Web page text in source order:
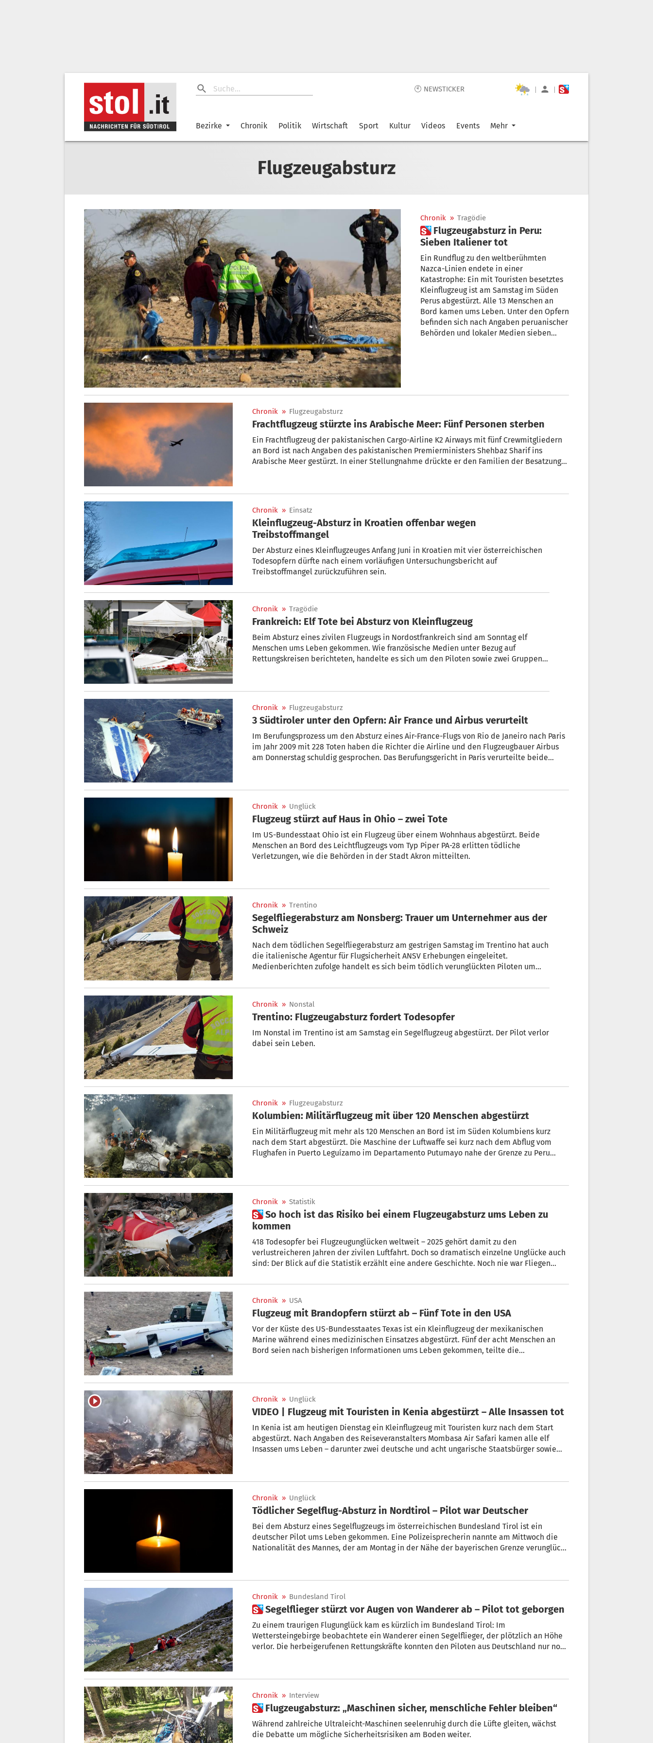
🕙 NEWSTICKER | |
Bezirke Chronik Politik Wirtschaft Sport Kultur Videos Events Mehr
Flugzeugabsturz
Chronik » Tragödie
 Flugzeugabsturz in Peru:
Sieben Italiener tot
Ein Rundflug zu den weltberühmten
Nazca-Linien endete in einer
Katastrophe: Ein mit Touristen besetztes
Kleinflugzeug ist am Samstag im Süden
Perus abgestürzt. Alle 13 Menschen an
Bord kamen ums Leben. Unter den Opfern
befinden sich nach Angaben peruanischer
Behörden und lokaler Medien sieben
Chronik » Flugzeugabsturz
Frachtflugzeug stürzte ins Arabische Meer: Fünf Personen sterben
Ein Frachtflugzeug der pakistanischen Cargo-Airline K2 Airways mit fünf Crewmitgliedern
an Bord ist nach Angaben des pakistanischen Premierministers Shehbaz Sharif ins
Arabische Meer gestürzt. In einer Stellungnahme drückte er den Familien der Besatzung
Chronik » Einsatz
Kleinflugzeug-Absturz in Kroatien offenbar wegen
Treibstoffmangel
Der Absturz eines Kleinflugzeuges Anfang Juni in Kroatien mit vier österreichischen
Todesopfern dürfte nach einem vorläufigen Untersuchungsbericht auf
Treibstoffmangel zurückzuführen sein.
Chronik » Tragödie
Frankreich: Elf Tote bei Absturz von Kleinflugzeug
Beim Absturz eines zivilen Flugzeugs in Nordostfrankreich sind am Sonntag elf
Menschen ums Leben gekommen. Wie französische Medien unter Bezug auf
Rettungskreisen berichteten, handelte es sich um den Piloten sowie zwei Gruppen
Chronik » Flugzeugabsturz
3 Südtiroler unter den Opfern: Air France und Airbus verurteilt
Im Berufungsprozess um den Absturz eines Air-France-Flugs von Rio de Janeiro nach Paris
im Jahr 2009 mit 228 Toten haben die Richter die Airline und den Flugzeugbauer Airbus
am Donnerstag schuldig gesprochen. Das Berufungsgericht in Paris verurteilte beide
gekommen.
Chronik » Unglück
Flugzeug stürzt auf Haus in Ohio – zwei Tote
Im US-Bundesstaat Ohio ist ein Flugzeug über einem Wohnhaus abgestürzt. Beide
Menschen an Bord des Leichtflugzeugs vom Typ Piper PA-28 erlitten tödliche
Verletzungen, wie die Behörden in der Stadt Akron mitteilten.
Chronik » Trentino
Segelfliegerabsturz am Nonsberg: Trauer um Unternehmer aus der
Schweiz
Nach dem tödlichen Segelfliegerabsturz am gestrigen Samstag im Trentino hat auch
die italienische Agentur für Flugsicherheit ANSV Erhebungen eingeleitet.
Medienberichten zufolge handelt es sich beim tödlich verunglückten Piloten um
Chronik » Nonstal
Trentino: Flugzeugabsturz fordert Todesopfer
Im Nonstal im Trentino ist am Samstag ein Segelflugzeug abgestürzt. Der Pilot verlor
dabei sein Leben.
Chronik » Flugzeugabsturz
Kolumbien: Militärflugzeug mit über 120 Menschen abgestürzt
Ein Militärflugzeug mit mehr als 120 Menschen an Bord ist im Süden Kolumbiens kurz
nach dem Start abgestürzt. Die Maschine der Luftwaffe sei kurz nach dem Abflug vom
Flughafen in Puerto Leguízamo im Departamento Putumayo nahe der Grenze zu Peru
Chronik » Statistik
 So hoch ist das Risiko bei einem Flugzeugabsturz ums Leben zu
kommen
418 Todesopfer bei Flugzeugunglücken weltweit – 2025 gehört damit zu den
verlustreicheren Jahren der zivilen Luftfahrt. Doch so dramatisch einzelne Unglücke auch
sind: Der Blick auf die Statistik erzählt eine andere Geschichte. Noch nie war Fliegen
bei einem Flugzeugabsturz ums Leben zu kommen?
Chronik » USA
Flugzeug mit Brandopfern stürzt ab – Fünf Tote in den USA
Vor der Küste des US-Bundesstaates Texas ist ein Kleinflugzeug der mexikanischen
Marine während eines medizinischen Einsatzes abgestürzt. Fünf der acht Menschen an
Bord seien nach bisherigen Informationen ums Leben gekommen, teilte die
Chronik » Unglück
VIDEO | Flugzeug mit Touristen in Kenia abgestürzt – Alle Insassen tot
In Kenia ist am heutigen Dienstag ein Kleinflugzeug mit Touristen kurz nach dem Start
abgestürzt. Nach Angaben des Reiseveranstalters Mombasa Air Safari kamen alle elf
Insassen ums Leben – darunter zwei deutsche und acht ungarische Staatsbürger sowie
Chronik » Unglück
Tödlicher Segelflug-Absturz in Nordtirol – Pilot war Deutscher
Bei dem Absturz eines Segelflugzeugs im österreichischen Bundesland Tirol ist ein
deutscher Pilot ums Leben gekommen. Eine Polizeisprecherin nannte am Mittwoch die
Nationalität des Mannes, der am Montag in der Nähe der bayerischen Grenze verunglückt
Chronik » Bundesland Tirol
 Segelflieger stürzt vor Augen von Wanderer ab – Pilot tot geborgen
Zu einem traurigen Flugunglück kam es kürzlich im Bundesland Tirol: Im
Wettersteingebirge beobachtete ein Wanderer einen Segelflieger, der plötzlich an Höhe
verlor. Die herbeigerufenen Rettungskräfte konnten den Piloten aus Deutschland nur noch
Chronik » Interview
 Flugzeugabsturz: „Maschinen sicher, menschliche Fehler bleiben“
Während zahlreiche Ultraleicht-Maschinen seelenruhig durch die Lüfte gleiten, wächst
die Debatte um mögliche Sicherheitsrisiken am Boden weiter.